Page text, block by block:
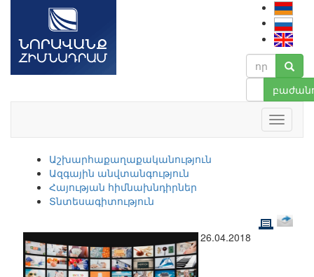
Աշխարհաքաղաքականություն
Ազգային անվտանգություն
Հայության հիմնախնդիրներ
Տնտեսագիտություն
26.04.2018